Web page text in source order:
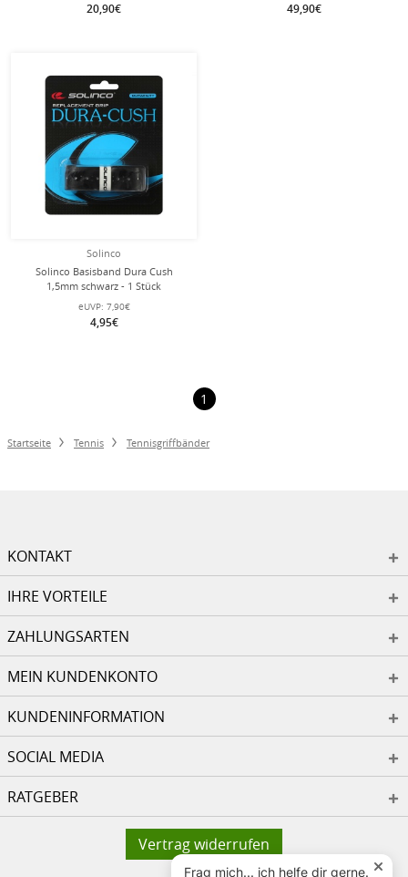
20,90€ 49,90€
Solinco
Solinco Basisband Dura Cush
1,5mm schwarz - 1 Stück
eUVP: 7,90€
4,95€
1
Startseite Tennis Tennisgriffbänder
KONTAKT
IHRE VORTEILE
ZAHLUNGSARTEN
MEIN KUNDENKONTO
KUNDENINFORMATION
SOCIAL MEDIA
RATGEBER
Vertrag widerrufen